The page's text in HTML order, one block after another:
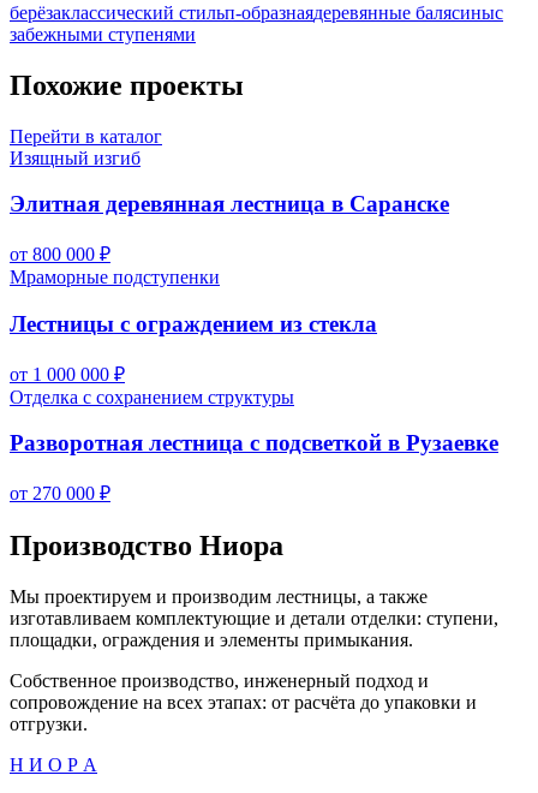
берёзаклассический стильп-образнаядеревянные балясиныс
забежными ступенями
Похожие проекты
Перейти в каталог
Изящный изгиб
Элитная деревянная лестница в Саранске
от 800 000 ₽
Мраморные подступенки
Лестницы с ограждением из стекла
от 1 000 000 ₽
Отделка с сохранением структуры
Разворотная лестница с подсветкой в Рузаевке
от 270 000 ₽
Производство Ниора
Мы проектируем и производим лестницы, а также
изготавливаем комплектующие и детали отделки: ступени,
площадки, ограждения и элементы примыкания.
Собственное производство, инженерный подход и
сопровождение на всех этапах: от расчёта до упаковки и
отгрузки.
Н И О Р А